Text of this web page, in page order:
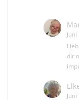
Juni
dir
Juni